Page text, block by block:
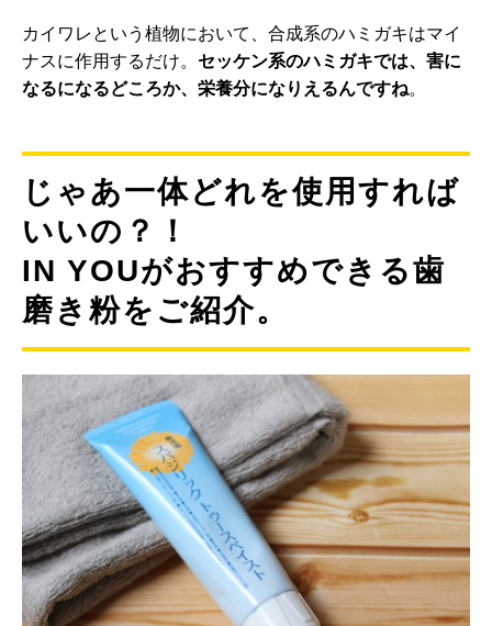
カイワレという植物において、合成系のハミガキはマイ
ナスに作用するだけ。 セッケン系のハミガキでは、害に
なるになるどころか、栄養分になりえるんですね。
じゃあ一体どれを使用すれば
いいの？！
IN YOUがおすすめできる歯
磨き粉をご紹介。